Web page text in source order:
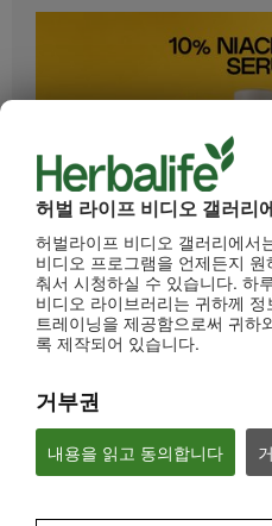
허벌 라이프 비디오 갤러리
허벌라이프 비디오 갤러리에서
비디오 프로그램을 언제든지
춰서 시청하실 수 있습니다. 하
비디오 라이브러리는 귀하께
트레이닝을 제공함으로써 귀하
록 제작되어 있습니다.
거부권
내용을 읽고 동의합니다
HL/Skin 10% 나이아신아마이드 세
"피부톤만 균일하게 정돈해도 피부가 몇 배